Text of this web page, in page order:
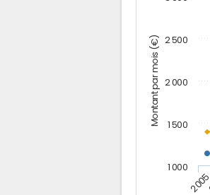
Montant par mois (€)
1 000
1 500
2 000
2 500